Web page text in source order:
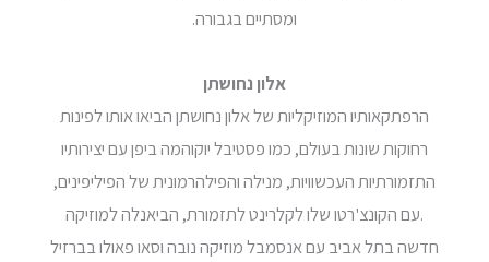
ומסתיים בגבורה.
אלון נחושתן
הרפתקאותיו המוזיקליות של אלון נחושתן הביאו אותו לפינות
רחוקות שונות בעולם, כמו פסטיבל יוקוהמה ביפן עם יצירותיו
התזמורתיות העכשוויות, מנילה והפילהרמונית של הפיליפינים,
.עם הקונצ'רטו שלו לקלרינט לתזמורת, הביאנלה למוזיקה
חדשה בתל אביב עם אנסמבל מוזיקה נובה וסאו פאולו בברזיל